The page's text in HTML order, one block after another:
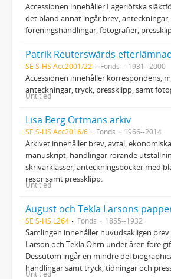
Accessionen innehåller Lagerlöfska
det bland annat ingår brev,
föreningshandlingar, fotografier,
Patrik Reuterswärds
SE S-HS Acc2001/22 Fonds 1931--2000
Accessionen innehåller korrespondens,
anteckningar, tryck, pressklipp, samt
Untitled
Lisa Berg Ortmans arkiv
SE S-HS Acc2016/6 Fonds 1966--2014
Arkivet innehåller brev, avtal,
manuskript, handlingar rörande
skrivarklasser, anteckningsböcker med
resor samt pressklipp.
Untitled
August och Tekla Larsons
SE S-HS L264 Fonds 1855--1932
Samlingen innehåller huvudsakligen
Larson och Tekla Öhrn under åren före
Dessutom ingår en mindre del
handlingar samt tryck, tidningar och
Untitled